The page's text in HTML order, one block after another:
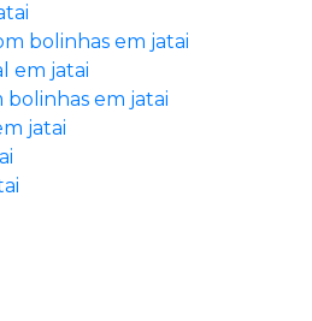
bolinhas em jatai
em jatai
bolinhas em jatai
jatai